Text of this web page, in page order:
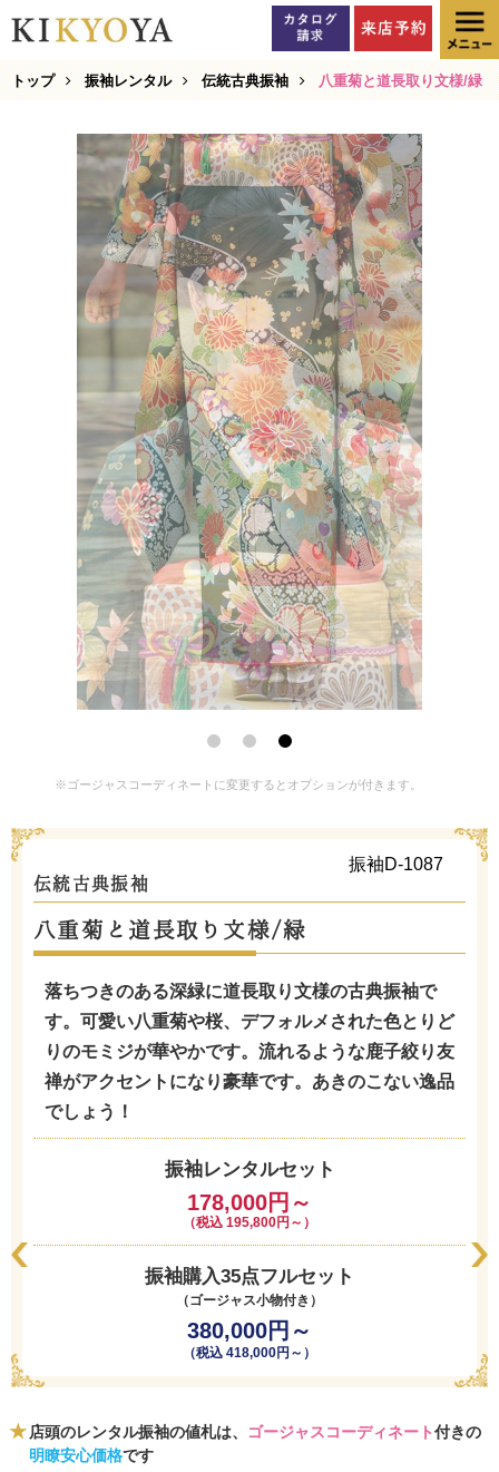
トップ 振袖レンタル 伝統古典振袖 八重菊と道長取り文様/緑
※ゴージャスコーディネートに変更するとオプションが付きます。
振袖D-1087
伝統古典振袖
八重菊と道長取り文様/緑
落ちつきのある深緑に道長取り文様の古典振袖で
す。可愛い八重菊や桜、デフォルメされた色とりど
りのモミジが華やかです。流れるような鹿子絞り友
禅がアクセントになり豪華です。あきのこない逸品
でしょう！
振袖レンタルセット
178,000円～
（税込 195,800円～）
振袖購入35点フルセット
（ゴージャス小物付き）
380,000円～
（税込 418,000円～）
店頭のレンタル振袖の値札は、 ゴージャスコーディネート付きの
明瞭安心価格です